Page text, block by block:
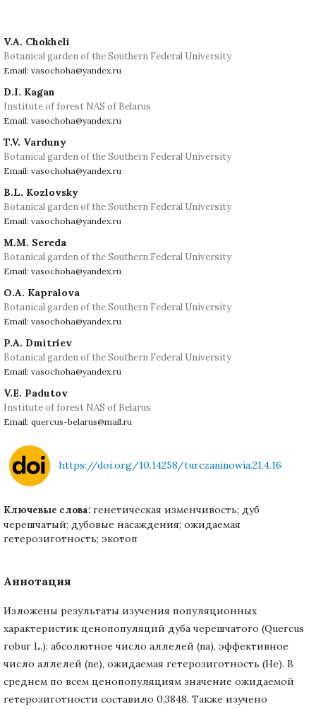
V.A. Chokheli
Botanical garden of the Southern Federal University
Email: vasochoha@yandex.ru
D.I. Kagan
Institute of forest NAS of Belarus
Email: vasochoha@yandex.ru
T.V. Varduny
Botanical garden of the Southern Federal University
Email: vasochoha@yandex.ru
B.L. Kozlovsky
Botanical garden of the Southern Federal University
Email: vasochoha@yandex.ru
M.M. Sereda
Botanical garden of the Southern Federal University
Email: vasochoha@yandex.ru
O.A. Kapralova
Botanical garden of the Southern Federal University
Email: vasochoha@yandex.ru
P.A. Dmitriev
Botanical garden of the Southern Federal University
Email: vasochoha@yandex.ru
V.E. Padutov
Institute of forest NAS of Belarus
Email: quercus-belarus@mail.ru
https://doi.org/10.14258/turczaninowia.21.4.16
Ключевые слова: генетическая изменчивость; дуб
черешчатый; дубовые насаждения; ожидаемая
гетерозиготность; экотоп
Аннотация
Изложены результаты изучения популяционных
характеристик ценопопуляций дуба черешчатого (Quercus
robur L.): абсолютное число аллелей (na), эффективное
число аллелей (ne), ожидаемая гетерозиготность (He). В
среднем по всем ценопопуляциям значение ожидаемой
гетерозиготности составило 0,3848. Также изучено